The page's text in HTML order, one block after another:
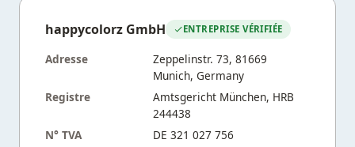
happycolorz GmbH ENTREPRISE VÉRIFIÉE
Adresse
Zeppelinstr. 73, 81669
Munich, Germany
Registre
Amtsgericht München, HRB
244438
N° TVA
DE 321 027 756